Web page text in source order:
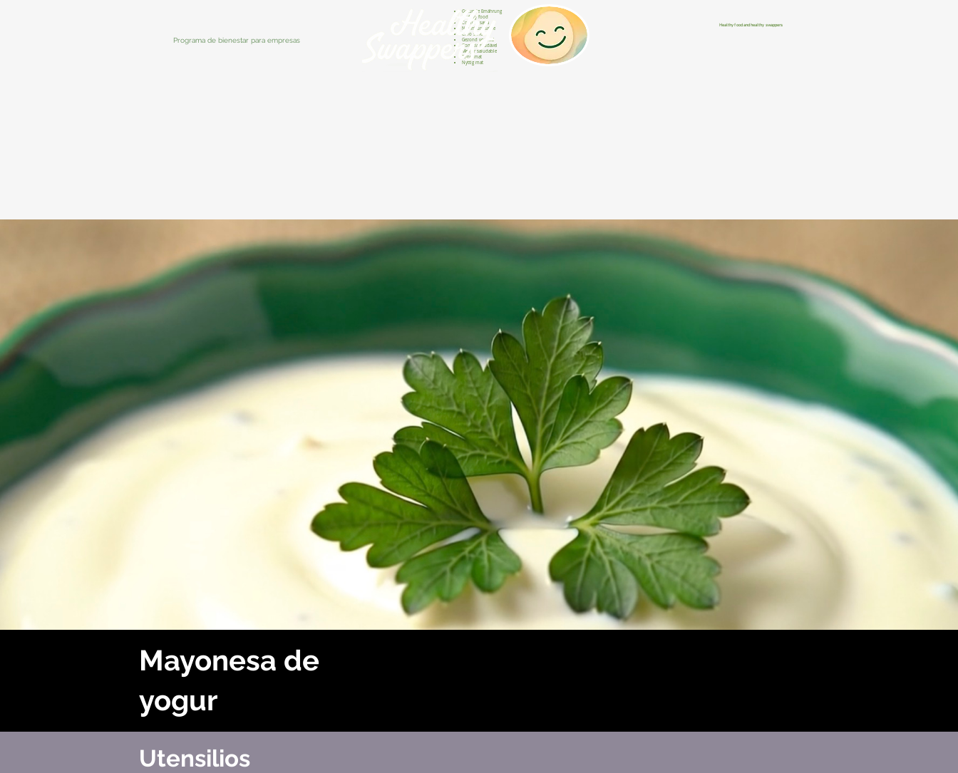
Programa de bienestar para empresas
Gesunde Ernährung
Healthy food
Comida sana
Nourriture saine
Cibo sano
Gezond voedsel
Comida saudável
Menjar saludable
Sunn mat
Nyttig mat
Healthy food and healthy swappers
Mayonesa de
yogur
Utensilios